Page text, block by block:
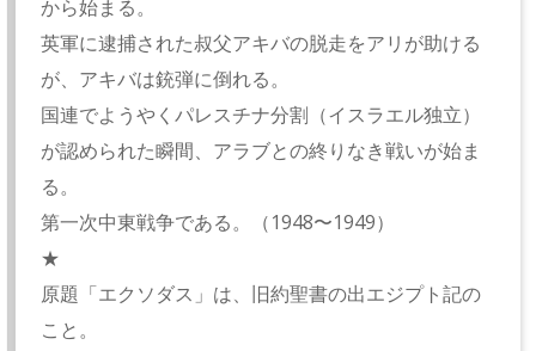
から始まる。
英軍に逮捕された叔父アキバの脱走をアリが助ける
が、アキバは銃弾に倒れる。
国連でようやくパレスチナ分割（イスラエル独立）
が認められた瞬間、アラブとの終りなき戦いが始ま
る。
第一次中東戦争である。（1948〜1949）
★
原題「エクソダス」は、旧約聖書の出エジプト記の
こと。